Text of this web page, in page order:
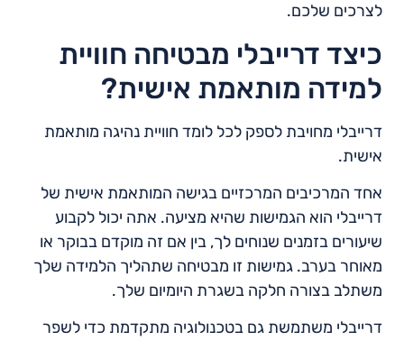
לצרכים שלכם.
כיצד דרייבלי מבטיחה חוויית
למידה מותאמת אישית?
דרייבלי מחויבת לספק לכל לומד חוויית נהיגה מותאמת
אישית.
אחד המרכיבים המרכזיים בגישה המותאמת אישית של
דרייבלי הוא הגמישות שהיא מציעה. אתה יכול לקבוע
שיעורים בזמנים שנוחים לך, בין אם זה מוקדם בבוקר או
מאוחר בערב. גמישות זו מבטיחה שתהליך הלמידה שלך
משתלב בצורה חלקה בשגרת היומיום שלך.
דרייבלי משתמשת גם בטכנולוגיה מתקדמת כדי לשפר